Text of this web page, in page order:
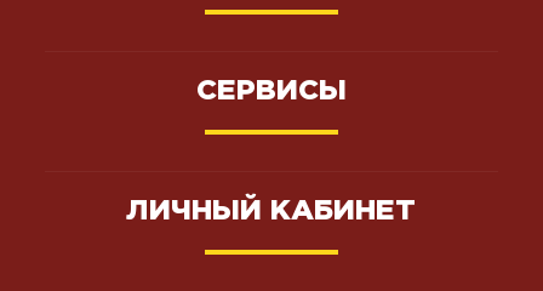
СЕРВИСЫ
ЛИЧНЫЙ КАБИНЕТ